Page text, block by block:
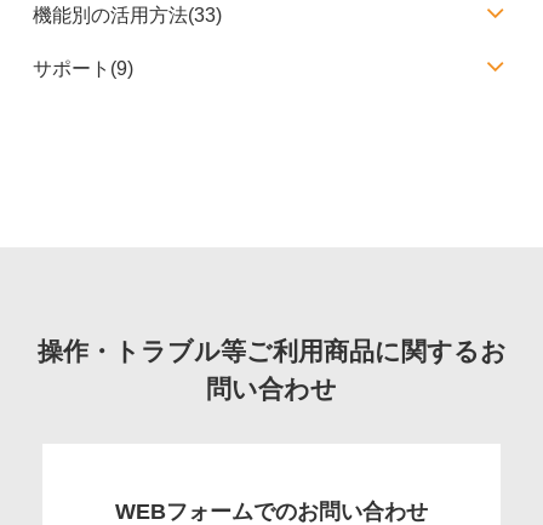
機能別の活用方法(33)
サポート(9)
操作・トラブル等ご利用商品に関するお
問い合わせ
WEBフォームでのお問い合わせ